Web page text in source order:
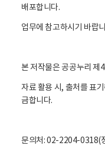
배포합니다.
업무에 참고하시기 바랍
본 저작물은 공공누리 제
자료 활용 시, 출처를 표
금합니다.
문의처: 02-2204-0318(